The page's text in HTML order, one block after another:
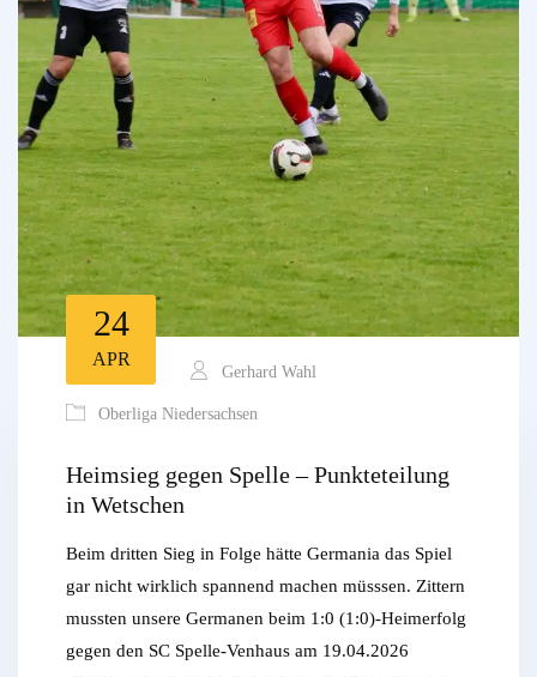
24
APR
Gerhard Wahl
Oberliga Niedersachsen
Heimsieg gegen Spelle – Punkteteilung
in Wetschen
Beim dritten Sieg in Folge hätte Germania das Spiel
gar nicht wirklich spannend machen müsssen. Zittern
mussten unsere Germanen beim 1:0 (1:0)-Heimerfolg
gegen den SC Spelle-Venhaus am 19.04.2026